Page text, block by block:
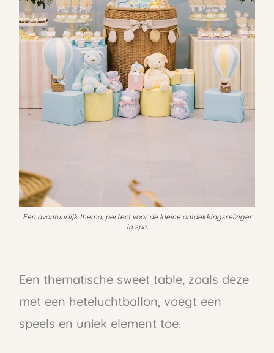
Een avontuurlijk thema, perfect voor de kleine ontdekkingsreiziger
in spe.
Een thematische sweet table, zoals deze
met een heteluchtballon, voegt een
speels en uniek element toe.